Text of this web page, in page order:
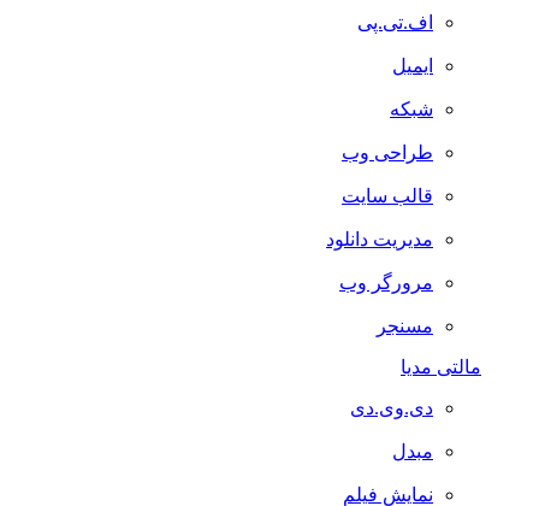
اف.تی.پی
ایمیل
شبکه
طراحی وب
قالب سایت
مدیریت دانلود
مرورگر وب
مسنجر
مالتی مدیا
دی.وی.دی
مبدل
نمایش فیلم